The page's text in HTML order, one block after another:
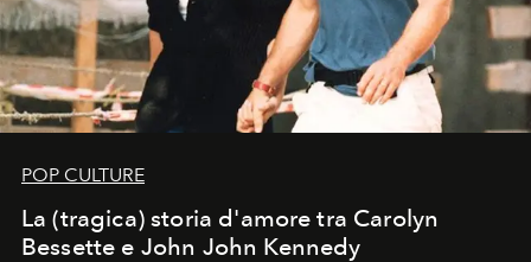
POP CULTURE
La (tragica) storia d'amore tra Carolyn
Bessette e John John Kennedy